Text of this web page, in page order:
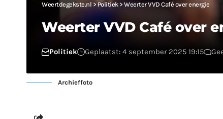
Weertdegekste.nl >Politiek> Weerter VVD Café over energie
Weerter VVD Café over
Politiek Geplaatst: 4 september 2025 19:15
Archieffoto